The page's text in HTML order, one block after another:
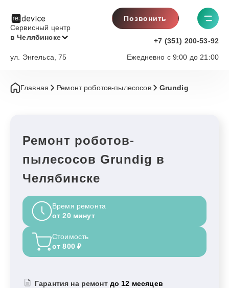
Сервисный центр
в Челябинске
Позвонить
+7 (351) 200-53-92
Ежедневно с 9:00 до 21:00
ул. Энгельса, 75
Главная Ремонт роботов-пылесосов Grundig
Ремонт роботов-
пылесосов Grundig в
Челябинске
Время ремонта
от 20 минут
Стоимость
от 800 ₽
Гарантия на ремонт до 12 месяцев